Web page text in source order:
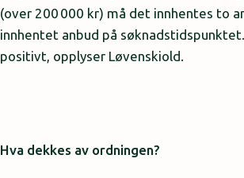
(over 200 000 kr) må det innhentes to
innhentet anbud på
positivt, opplyser Løvenskiold.
Hva dekkes av ordningen?